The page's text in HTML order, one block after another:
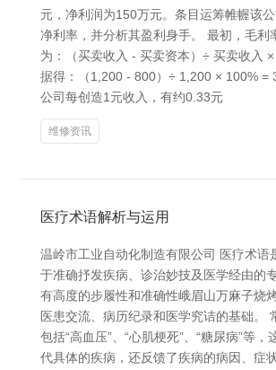
元，净利润为150万元。条目运筹帷幄该
净利率，并分析其盈利身手。 最初，毛利
为：（买卖收入 - 买卖资本）÷ 买卖收入
据得：（1,200 - 800）÷ 1,200 × 100% =
公司每创造1元收入，有约0.33元
维修资讯
医疗术语解析与运用
温岭市工业自动化制造有限公司 医疗术语
于准确抒发疾病、诊治妙技及医学经由的
有高度的步履性和准确性峨眉山万麻子烧
医患交流、病历纪录和医学究诘的基础。
包括“高血压”、“心肌梗死”、“糖尿病”等，
代具体的疾病，还反馈了疾病的病因、症